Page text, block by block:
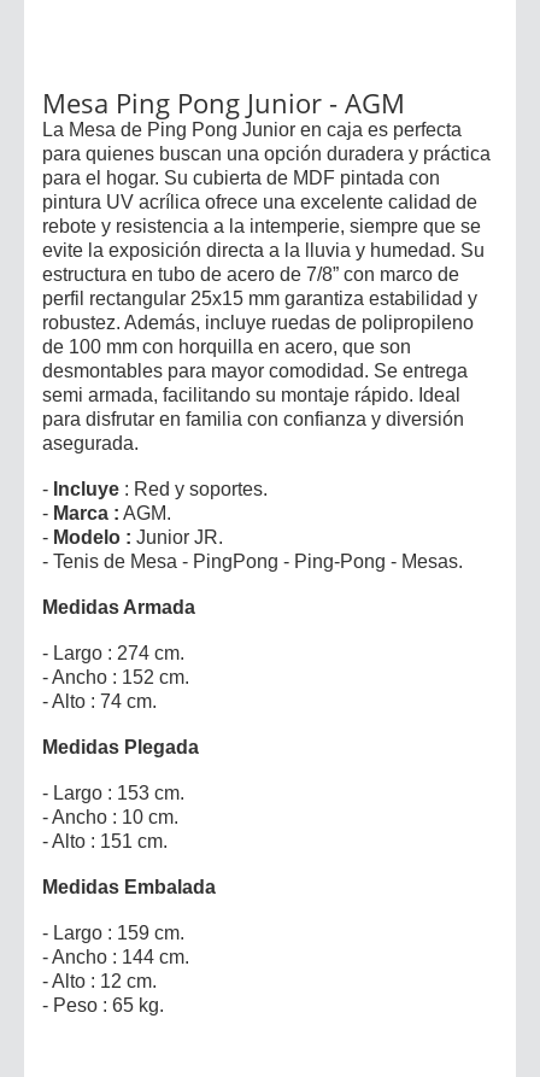
Mesa Ping Pong Junior - AGM
La Mesa de Ping Pong Junior en caja es perfecta
para quienes buscan una opción duradera y práctica
para el hogar. Su cubierta de MDF pintada con
pintura UV acrílica ofrece una excelente calidad de
rebote y resistencia a la intemperie, siempre que se
evite la exposición directa a la lluvia y humedad. Su
estructura en tubo de acero de 7/8” con marco de
perfil rectangular 25x15 mm garantiza estabilidad y
robustez. Además, incluye ruedas de polipropileno
de 100 mm con horquilla en acero, que son
desmontables para mayor comodidad. Se entrega
semi armada, facilitando su montaje rápido. Ideal
para disfrutar en familia con confianza y diversión
asegurada.
- Incluye : Red y soportes.
- Marca : AGM.
- Modelo : Junior JR.
- Tenis de Mesa - PingPong - Ping-Pong - Mesas.
Medidas Armada
- Largo : 274 cm.
- Ancho : 152 cm.
- Alto : 74 cm.
Medidas Plegada
- Largo : 153 cm.
- Ancho : 10 cm.
- Alto : 151 cm.
Medidas Embalada
- Largo : 159 cm.
- Ancho : 144 cm.
- Alto : 12 cm.
- Peso : 65 kg.